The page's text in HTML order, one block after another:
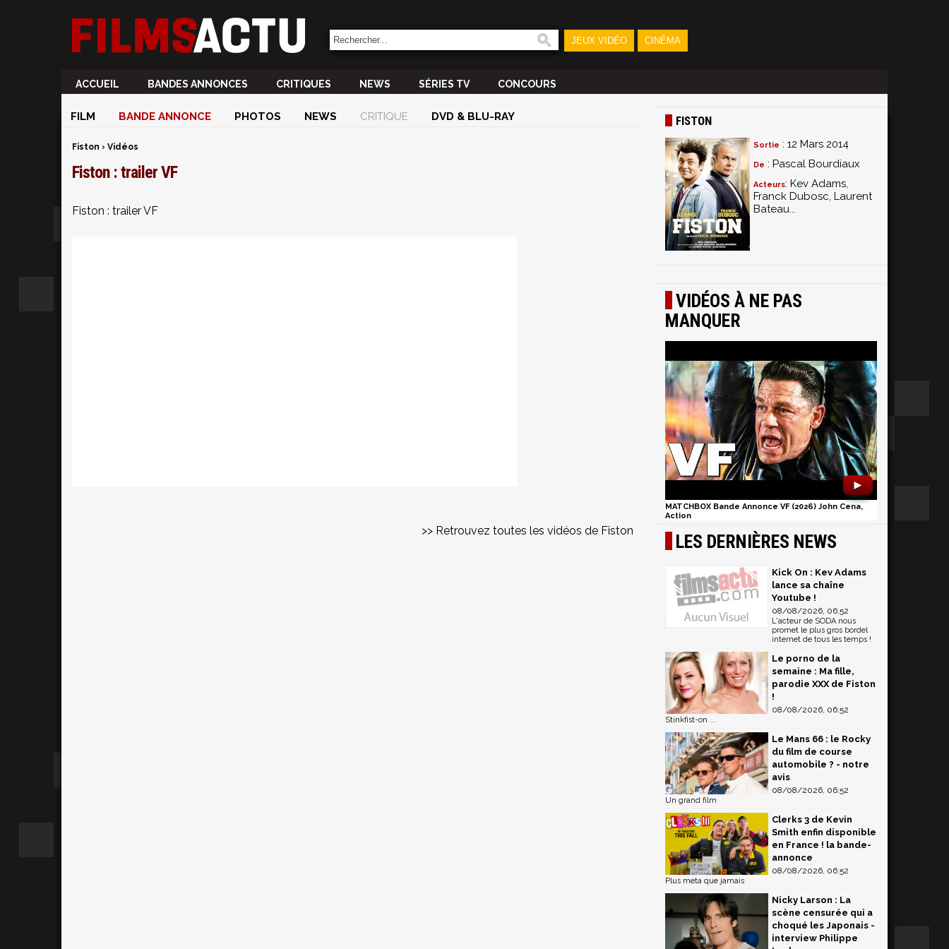
JEUX VIDÉO CINÉMA
ACCUEIL BANDES ANNONCES CRITIQUES NEWS SÉRIES TV CONCOURS
FILM BANDE ANNONCE PHOTOS NEWS CRITIQUE DVD & BLU-RAY
Fiston › Vidéos
Fiston : trailer VF
Fiston : trailer VF
>> Retrouvez toutes les vidéos de Fiston
FISTON
Sortie : 12 Mars 2014
De : Pascal Bourdiaux
Acteurs: Kev Adams,
Franck Dubosc, Laurent
Bateau...
VIDÉOS À NE PAS
MANQUER
►
MATCHBOX Bande Annonce VF (2026) John Cena,
Action
LES DERNIÈRES NEWS
Kick On : Kev Adams
lance sa chaîne
Youtube !
08/08/2026, 06:52
L'acteur de SODA nous
promet le plus gros bordel
internet de tous les temps !
Le porno de la
semaine : Ma fille,
parodie XXX de Fiston
!
08/08/2026, 06:52
Stinkfist-on ...
Le Mans 66 : le Rocky
du film de course
automobile ? - notre
avis
08/08/2026, 06:52
Un grand film
Clerks 3 de Kevin
Smith enfin disponible
en France ! la bande-
annonce
08/08/2026, 06:52
Plus meta que jamais
Nicky Larson : La
scène censurée qui a
choqué les Japonais -
interview Philippe